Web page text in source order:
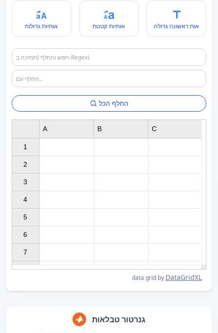
אותיות גדולות אותיות קטנות אות ראשונה גדולה
החלף הכל
data grid by DataGridXL
1
2
3
4
5
6
7
A B C
גנרטור טבלאות